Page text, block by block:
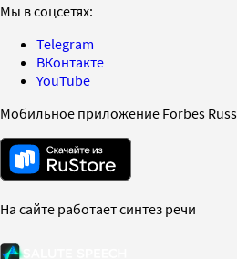
Мы в соцсетях:
Telegram
ВКонтакте
YouTube
Мобильное приложение Forbes
На сайте работает синтез речи